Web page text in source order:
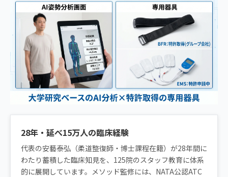
28年・延べ15万人の臨床経験
代表の安藝泰弘（柔道整復師・博士課程在籍）が28年間に
わたり蓄積した臨床知見を、125院のスタッフ教育に体系
的に展開しています。メソッド監修には、NATA公認ATC